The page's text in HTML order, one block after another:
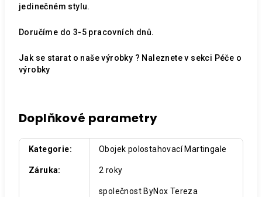
jedinečném stylu.
Doručíme do 3-5 pracovních dnů.
Jak se starat o naše výrobky ? Naleznete v sekci Péče o
výrobky
Doplňkové parametry
Kategorie: Obojek polostahovací Martingale
Záruka: 2 roky
společnost ByNox Tereza